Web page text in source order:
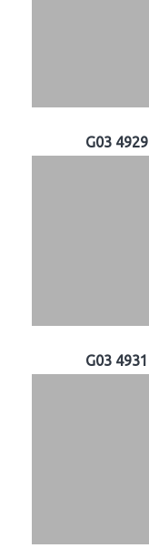
G03 4929
G03 4931